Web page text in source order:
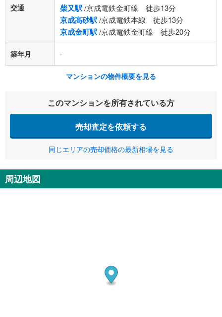
交通 柴又駅/京成電鉄金町線 徒歩13分
京成高砂駅/京成電鉄本線 徒歩13分
京成金町駅/京成電鉄金町線 徒歩20分
築年月 -
マンションの物件概要を見る
このマンションを所有されている方
売却査定を依頼する
同じエリアの売却価格の最新相場を見る
周辺地図